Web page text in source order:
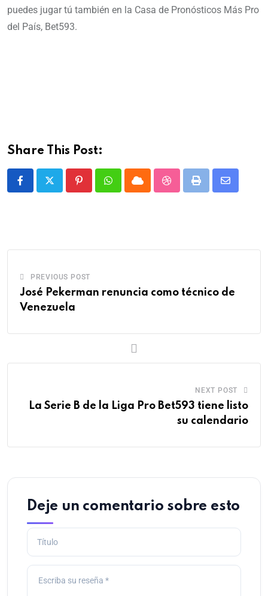
puedes jugar tú también en la Casa de Pronósticos Más Pro
del País, Bet593.
Share This Post:
PREVIOUS POST
José Pekerman renuncia como técnico de
Venezuela
NEXT POST
La Serie B de la Liga Pro Bet593 tiene listo
su calendario
Deje un comentario sobre esto